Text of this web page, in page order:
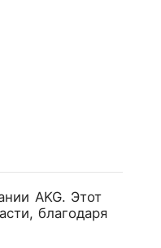
AKG. Этот
благодаря